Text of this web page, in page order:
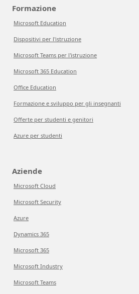
Formazione
Microsoft Education
Dispositivi per l'istruzione
Microsoft Teams per l'istruzione
Microsoft 365 Education
Office Education
Formazione e sviluppo per gli insegnanti
Offerte per studenti e genitori
Azure per studenti
Aziende
Microsoft Cloud
Microsoft Security
Azure
Dynamics 365
Microsoft 365
Microsoft Industry
Microsoft Teams